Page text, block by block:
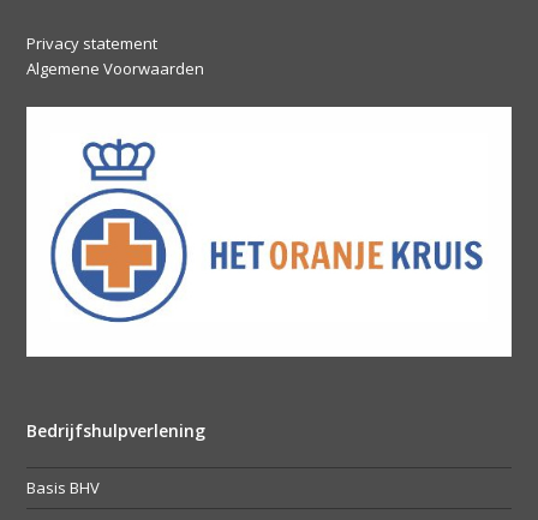
Privacy statement
Algemene Voorwaarden
Bedrijfshulpverlening
Basis BHV